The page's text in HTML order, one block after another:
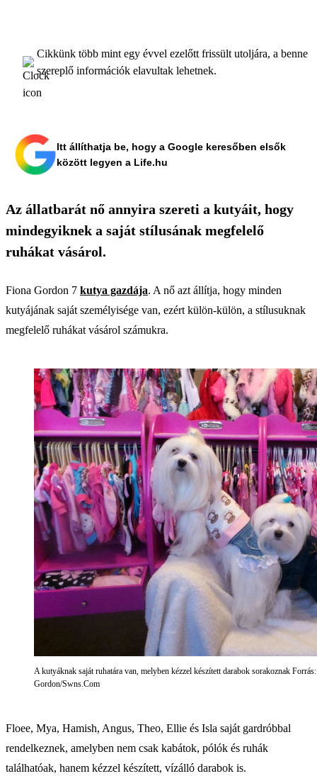
Cikkünk több mint egy évvel ezelőtt frissült utoljára, a benne
szereplő információk elavultak lehetnek.
Itt állíthatja be, hogy a Google keresőben elsők
között legyen a Life.hu
Az állatbarát nő annyira szereti a kutyáit, hogy
mindegyiknek a saját stílusának megfelelő
ruhákat vásárol.
Fiona Gordon 7 kutya gazdája. A nő azt állítja, hogy minden
kutyájának saját személyisége van, ezért külön-külön, a stílusuknak
megfelelő ruhákat vásárol számukra.
A kutyáknak saját ruhatára van, melyben kézzel készített darabok sorakoznak
Gordon/Swns.Com
Floee, Mya, Hamish, Angus, Theo, Ellie és Isla saját gardróbbal
rendelkeznek, amelyben nem csak kabátok, pólók és ruhák
találhatóak, hanem kézzel készített, vízálló darabok is.